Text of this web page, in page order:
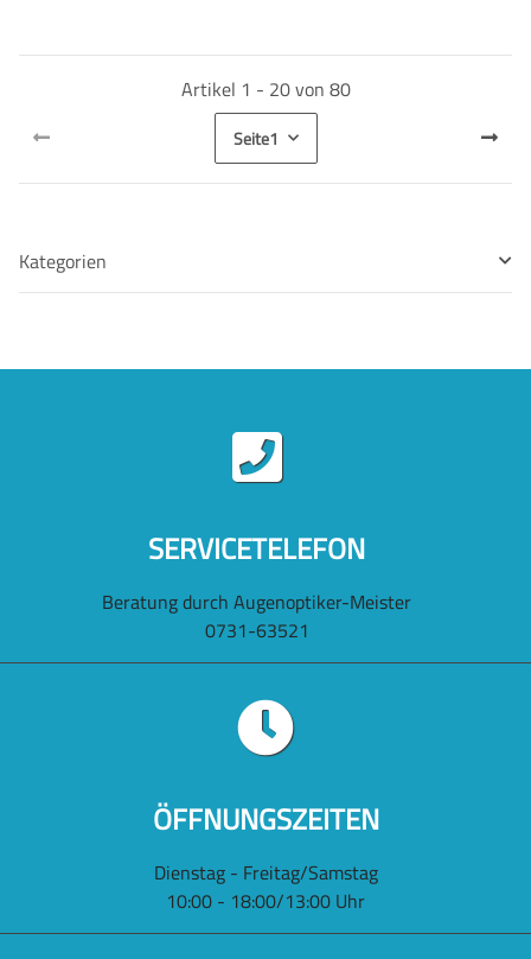
Artikel 1 - 20 von 80
Seite1
Kategorien
SERVICETELEFON
Beratung durch Augenoptiker-Meister
0731-63521
ÖFFNUNGSZEITEN
Dienstag - Freitag/Samstag
10:00 - 18:00/13:00 Uhr